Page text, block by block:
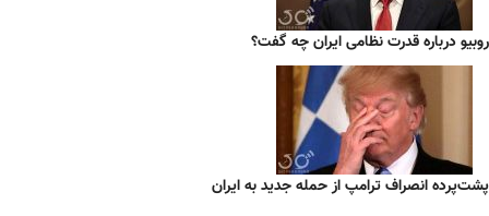
روبیو درباره قدرت نظامی ایران چه گفت؟
پشت‌پرده انصراف ترامپ از حمله جدید به ایران